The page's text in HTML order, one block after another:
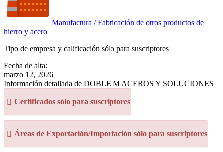
Manufactura / Fabricación de otros productos de
hierro y acero
Tipo de empresa y calificación sólo para suscriptores
Fecha de alta:
marzo 12, 2026
Información detallada de DOBLE M ACEROS Y SOLUCIONES
Certificados sólo para suscriptores
Áreas de Exportación/Importación sólo para suscriptores